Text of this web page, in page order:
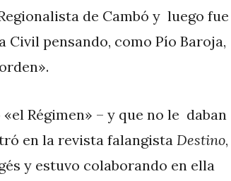
de Cambó y luego fue
pensando, como Pío Baroja,
Régimen» – y que no le daban
en la revista falangista Destino,
y estuvo colaborando en ella